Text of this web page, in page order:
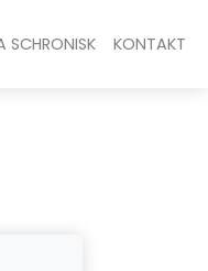
SCHRONISK KONTAKT